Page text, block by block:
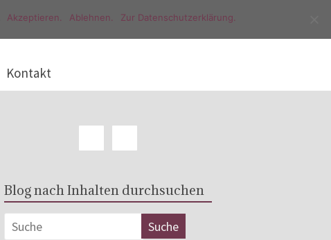
Kontakt
Blog nach Inhalten durchsuchen
Akzeptieren. Ablehnen. Zur Datenschutzerklärung.